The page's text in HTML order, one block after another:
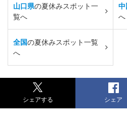
山口県の夏休みスポット一
覧へ
へ
全国の夏休みスポット一覧
へ
シェアする シェア